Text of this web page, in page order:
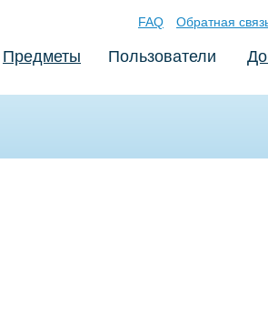
FAQ Обратная
Предметы Пользователи